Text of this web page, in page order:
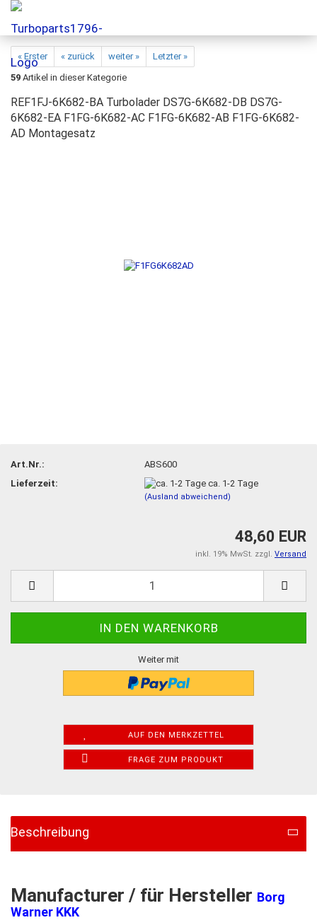
« Erster « zurück weiter »
Letzter »
59 Artikel in dieser Kategorie
REF1FJ-6K682-BA Turbolader DS7G-6K682-DB DS7G-
6K682-EA F1FG-6K682-AC F1FG-6K682-AB F1FG-6K682-
AD Montagesatz
Art.Nr.:
ABS600
Lieferzeit:
ca. 1-2 Tage
(Ausland abweichend)
48,60 EUR
inkl. 19% MwSt. zzgl. Versand
Weiter mit
AUF DEN MERKZETTEL
FRAGE ZUM PRODUKT
Beschreibung
Manufacturer / für Hersteller Borg
Warner KKK